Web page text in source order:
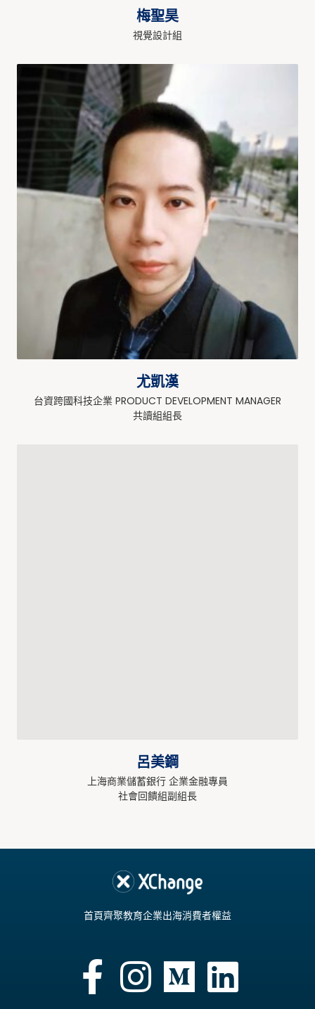
梅聖昊
視覺設計組
尤凱漢
台資跨國科技企業 PRODUCT DEVELOPMENT MANAGER
共讀組組長
呂美鋼
上海商業儲蓄銀行 企業金融專員
社會回饋組副組長
首頁齊聚教育企業出海消費者權益